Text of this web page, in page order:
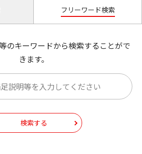
フリーワード検索
のキーワードから検索することがで
きます。
検索する